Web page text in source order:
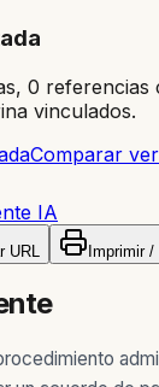
0 referencias
vinculados.
Comparar
IA
URL Imprimir